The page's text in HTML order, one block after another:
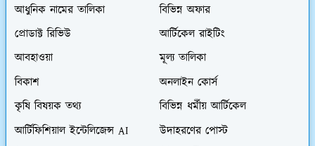
আধুনিক নামের তালিকা
বিভিন্ন অফার
প্রোডাক্ট রিভিউ
আর্টিকেল রাইটিং
আবহাওয়া
মূল্য তালিকা
বিকাশ
অনলাইন কোর্স
কৃষি বিষয়ক তথ্য
বিভিন্ন ধর্মীয় আর্টিকেল
আর্টিফিশিয়াল ইন্টেলিজেন্স AI
উদাহরণের পোস্ট